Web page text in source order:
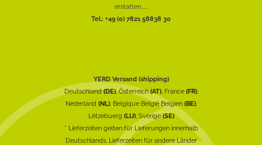
erstatten......
Tel.: +49 (0) 7821 58838 30
YERD Versand (shipping)
Deutschland(DE), Österreich(AT), France (FR),
Nederland (NL), Belgique België Belgien (BE),
Lëtzebuerg (LU), Sverige(SE)
* Lieferzeiten gelten für Lieferungen innerhalb
Deutschlands, Lieferzeiten für andere Länder